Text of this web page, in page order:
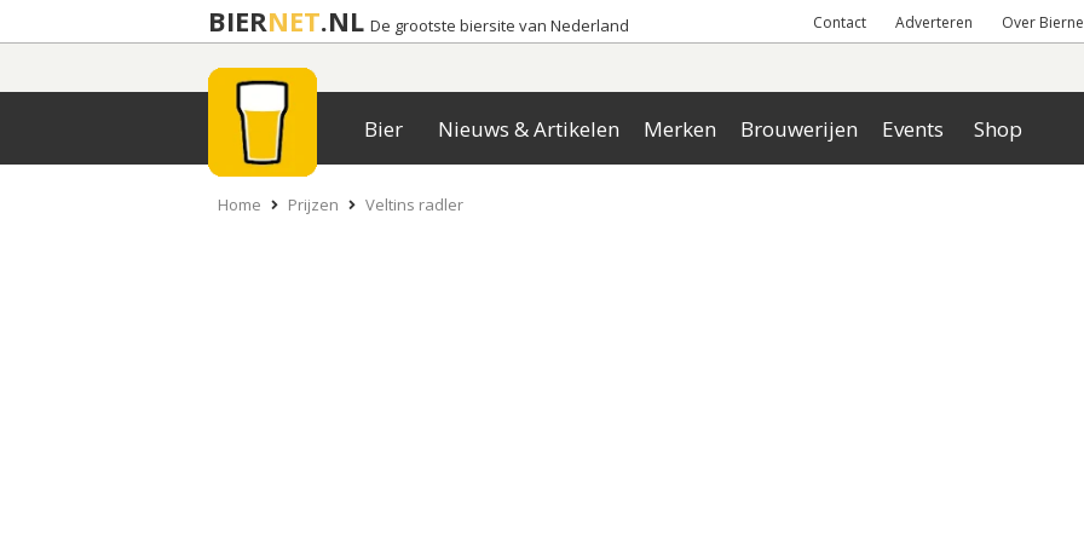
BIERNET.NL De grootste biersite van Nederland Contact Adverteren Over
Bier Nieuws & Artikelen Merken Brouwerijen Events Shop
Home Prijzen Veltins radler